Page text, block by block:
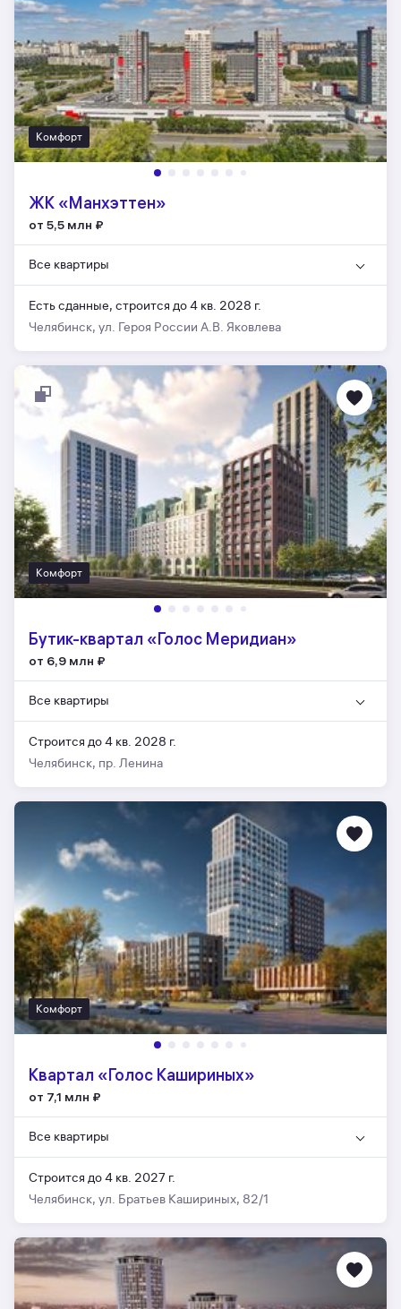
Комфорт
ЖК «Манхэттен»
от 5,5 млн ₽
Все квартиры
Есть сданные, строится до 4 кв. 2028 г.
Челябинск, ул. Героя России А.В. Яковлева
Комфорт
Бутик-квартал «Голос Меридиан»
от 6,9 млн ₽
Все квартиры
Строится до 4 кв. 2028 г.
Челябинск, пр. Ленина
Комфорт
Квартал «Голос Кашириных»
от 7,1 млн ₽
Все квартиры
Строится до 4 кв. 2027 г.
Челябинск, ул. Братьев Кашириных, 82/1